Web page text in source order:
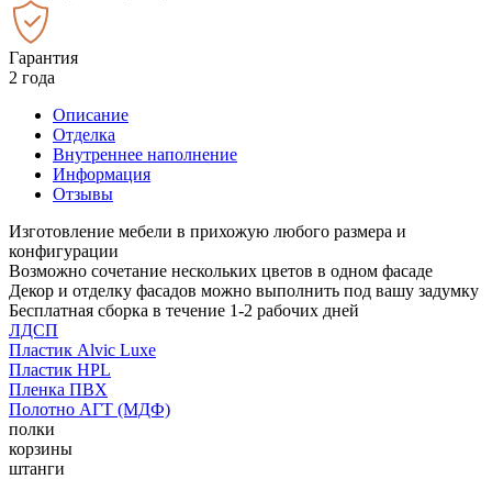
Гарантия
2 года
Описание
Отделка
Внутреннее наполнение
Информация
Отзывы
Изготовление мебели в прихожую любого размера и
конфигурации
Возможно сочетание нескольких цветов в одном фасаде
Декор и отделку фасадов можно выполнить под вашу задумку
Бесплатная сборка в течение 1-2 рабочих дней
ЛДСП
Пластик Alvic Luxe
Пластик HPL
Пленка ПВХ
Полотно АГТ (МДФ)
полки
корзины
штанги